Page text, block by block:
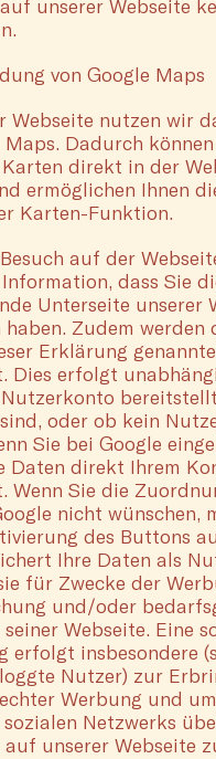
unserer Webseite
von Google Maps
Webseite nutzen wir
Maps. Dadurch
direkt in der
ermöglichen Ihnen
Karten-Funktion.
auf der
dass Sie
Unterseite unserer
Zudem werden
Erklärung
Dies erfolgt
oder ob kein
Sie bei Google
Daten direkt Ihrem
Wenn Sie die
nicht wünschen,
des Buttons
Ihre Daten als
für Zwecke der
und/oder
Webseite. Eine
erfolgt insbesondere
Nutzer) zur
Werbung und
Netzwerks
unserer Webseite